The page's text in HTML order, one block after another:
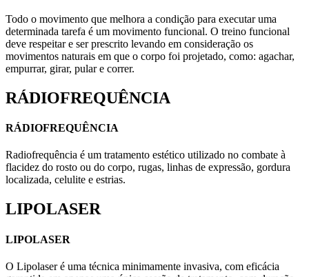
Todo o movimento que melhora a condição para executar uma
determinada tarefa é um movimento funcional. O treino funcional
deve respeitar e ser prescrito levando em consideração os
movimentos naturais em que o corpo foi projetado, como: agachar,
empurrar, girar, pular e correr.
RÁDIOFREQUÊNCIA
RÁDIOFREQUÊNCIA
Radiofrequência é um tratamento estético utilizado no combate à
flacidez do rosto ou do corpo, rugas, linhas de expressão, gordura
localizada, celulite e estrias.
LIPOLASER
LIPOLASER
O Lipolaser é uma técnica minimamente invasiva, com eficácia